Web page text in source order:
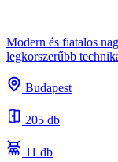
Modern és fiatalos
legkorszerűbb
Budapest
205 db
11 db